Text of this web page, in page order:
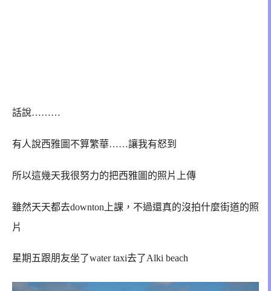
話說………
有人說西雅圖不算繁華……讓我有怒到
所以這幾天我很努力的把西雅圖的照片上傳
雖然天天都去downton上課，不過還真的沒拍什麼街道的照
片
星期五跟朋友坐了water taxi去了Alki beach